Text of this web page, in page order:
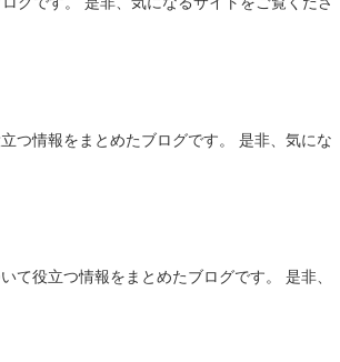
つ情報をまとめたブログです。 是非、気にな
て役立つ情報をまとめたブログです。 是非、